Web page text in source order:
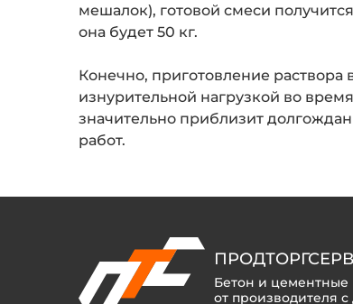
мешалок), готовой смеси
она будет 50 кг.
Конечно, приготовление
изнурительной нагрузкой во
значительно приблизит
работ.
Бетон и цементные
от производителя с